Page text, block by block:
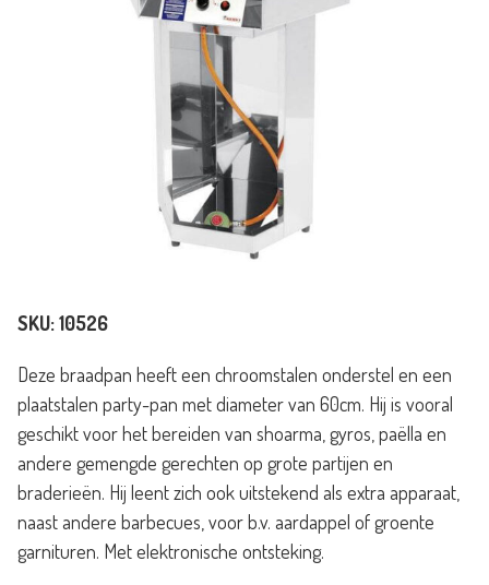
SKU:10526
Deze braadpan heeft een chroomstalen onderstel en een
plaatstalen party-pan met diameter van 60cm. Hij is vooral
geschikt voor het bereiden van shoarma, gyros, paëlla en
andere gemengde gerechten op grote partijen en
braderieën. Hij leent zich ook uitstekend als extra apparaat,
naast andere barbecues, voor b.v. aardappel of groente
garnituren. Met elektronische ontsteking.